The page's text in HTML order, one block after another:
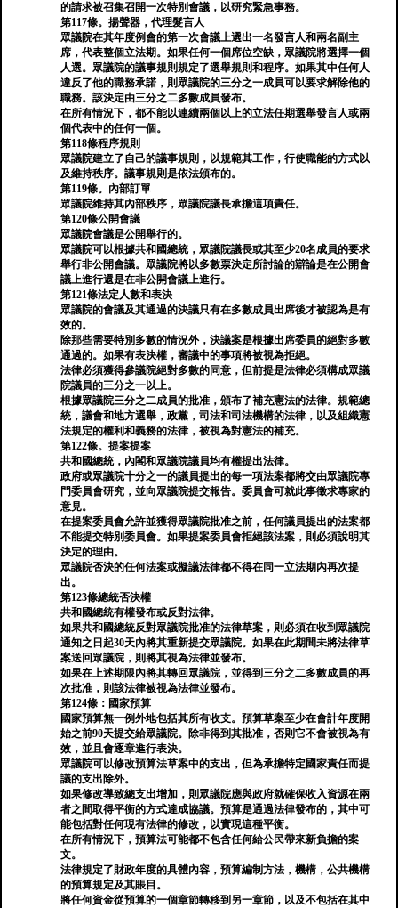
的請求被召集召開一次特別會議，以研究緊急事務。
第117條。揚聲器，代理髮言人
眾議院在其年度例會的第一次會議上選出一名發言人和兩名副主
席，代表整個立法期。如果任何一個席位空缺，眾議院將選擇一個
人選。眾議院的議事規則規定了選舉規則和程序。如果其中任何人
違反了他的職務承諾，則眾議院的三分之一成員可以要求解除他的
職務。該決定由三分之二多數成員發布。
在所有情況下，都不能以連續兩個以上的立法任期選舉發言人或兩
個代表中的任何一個。
第118條程序規則
眾議院建立了自己的議事規則，以規範其工作，行使職能的方式以
及維持秩序。議事規則是依​​法頒布的。
第119條。內部訂單
眾議院維持其內部秩序，眾議院議長承擔這項責任。
第120條公開會議
眾議院會議是公開舉行的。
眾議院可以根據共和國總統，眾議院議長或其至少20名成員的要求
舉行非公開會議。眾議院將以多數票決定所討論的辯論是在公開會
議上進行還是在非公開會議上進行。
第121條法定人數和表決
眾議院的會議及其通過的決議只有在多數成員出席後才被認為是有
效的。
除那些需要特別多數的情況外，決議案是根據出席委員的絕對多數
通過的。如果有表決權，審議中的事項將被視為拒絕。
法律必須獲得參議院絕對多數的同意，但前提是法律必須構成眾議
院議員的三分之一以上。
根據眾議院三分之二成員的批准，頒布了補充憲法的法律。規範總
統，議會和地方選舉，政黨，司法和司法機構的法律，以及組織憲
法規定的權利和義務的法律，被視為對憲法的補充。
第122條。提案提案
共和國總統，內閣和眾議院議員均有權提出法律。
政府或眾議院十分之一的議員提出的每一項法案都將交由眾議院專
門委員會研究，並向眾議院提交報告。委員會可就此事徵求專家的
意見。
在提案委員會允許並獲得眾議院批准之前，任何議員提出的法案都
不能提交特別委員會。如果提案委員會拒絕該法案，則必須說明其
決定的理由。
眾議院否決的任何法案或擬議法律都不得在同一立法期內再次提
出。
第123條總統否決權
共和國總統有權發布或反對法律。
如果共和國總統反對眾議院批准的法律草案，則必須在收到眾議院
通知之日起30天內將其重新提交眾議院。如果在此期間未將法律草
案送回眾議院，則將其視為法律並發布。
如果在上述期限內將其轉回眾議院，並得到三分之二多數成員的再
次批准，則該法律被視為法律並發布。
第124條：國家預算
國家預算無一例外地包括其所有收支。預算草案至少在會計年度開
始之前90天提交給眾議院。除非得到其批准，否則它不會被視為有
效，並且會逐章進行表決。
眾議院可以修改預算法草案中的支出，但為承擔特定國家責任而提
議的支出除外。
如果修改導致總支出增加，則眾議院應與政府就確保收入資源在兩
者之間取得平衡的方式達成協議。預算是通過法律發布的，其中可
能包括對任何現有法律的修改，以實現這種平衡。
在所有情況下，預算法可能都不包含任何給公民帶來新負擔的案
文。
法律規定了財政年度的具體內容，預算編制方法，機構，公共機構
的預算規定及其賬目。
將任何資金從預算的一個章節轉移到另一章節，以及不包括在其中